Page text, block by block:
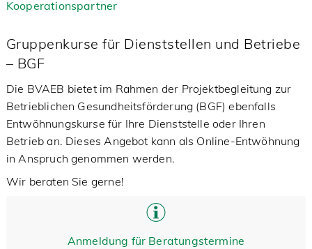
Kooperationspartner
Gruppenkurse für Dienststellen und Betriebe
– BGF
Die BVAEB bietet im Rahmen der Projektbegleitung zur
Betrieblichen Gesundheitsförderung (BGF) ebenfalls
Entwöhnungskurse für Ihre Dienststelle oder Ihren
Betrieb an. Dieses Angebot kann als Online-Entwöhnung
in Anspruch genommen werden.
Wir beraten Sie gerne!
Anmeldung für Beratungstermine